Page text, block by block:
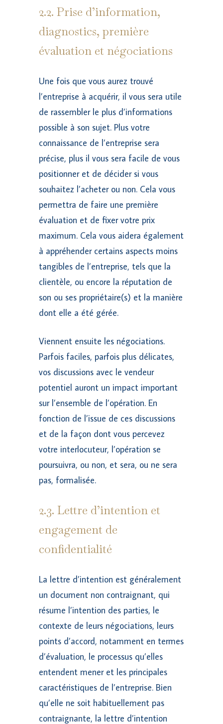
2.2. Prise d’information,
diagnostics, première
évaluation et négociations
Une fois que vous aurez trouvé
l’entreprise à acquérir, il vous sera utile
de rassembler le plus d’informations
possible à son sujet. Plus votre
connaissance de l’entreprise sera
précise, plus il vous sera facile de vous
positionner et de décider si vous
souhaitez l’acheter ou non. Cela vous
permettra de faire une première
évaluation et de fixer votre prix
maximum. Cela vous aidera également
à appréhender certains aspects moins
tangibles de l’entreprise, tels que la
clientèle, ou encore la réputation de
son ou ses propriétaire(s) et la manière
dont elle a été gérée.
Viennent ensuite les négociations.
Parfois faciles, parfois plus délicates,
vos discussions avec le vendeur
potentiel auront un impact important
sur l’ensemble de l’opération. En
fonction de l’issue de ces discussions
et de la façon dont vous percevez
votre interlocuteur, l’opération se
poursuivra, ou non, et sera, ou ne sera
pas, formalisée.
2.3. Lettre d’intention et
engagement de
confidentialité
La lettre d’intention est généralement
un document non contraignant, qui
résume l’intention des parties, le
contexte de leurs négociations, leurs
points d’accord, notamment en termes
d’évaluation, le processus qu’elles
entendent mener et les principales
caractéristiques de l’entreprise. Bien
qu’elle ne soit habituellement pas
contraignante, la lettre d’intention